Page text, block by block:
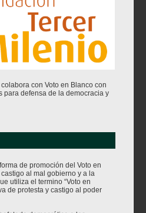
con Voto en Blanco con
para defensa de la democracia y
de promoción del Voto en
al mal gobierno y a la
utiliza el termino “Voto en
de protesta y castigo al poder